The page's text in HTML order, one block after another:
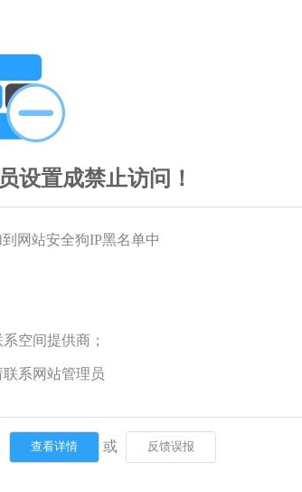
设置成禁止访问！
网站安全狗IP黑名单中
空间提供商；
系网站管理员
或